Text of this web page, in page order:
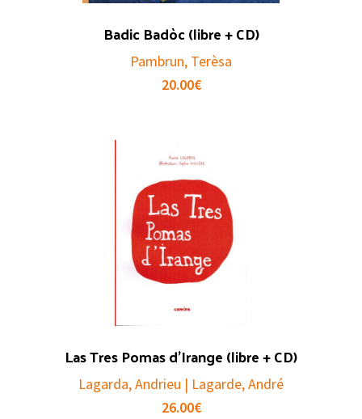
Badic Badòc (libre + CD)
Pambrun, Terèsa
20.00€
Las Tres Pomas d’Irange (libre + CD)
Lagarda, Andrieu | Lagarde, André
26.00€